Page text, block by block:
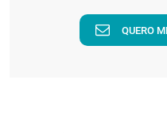
QUERO